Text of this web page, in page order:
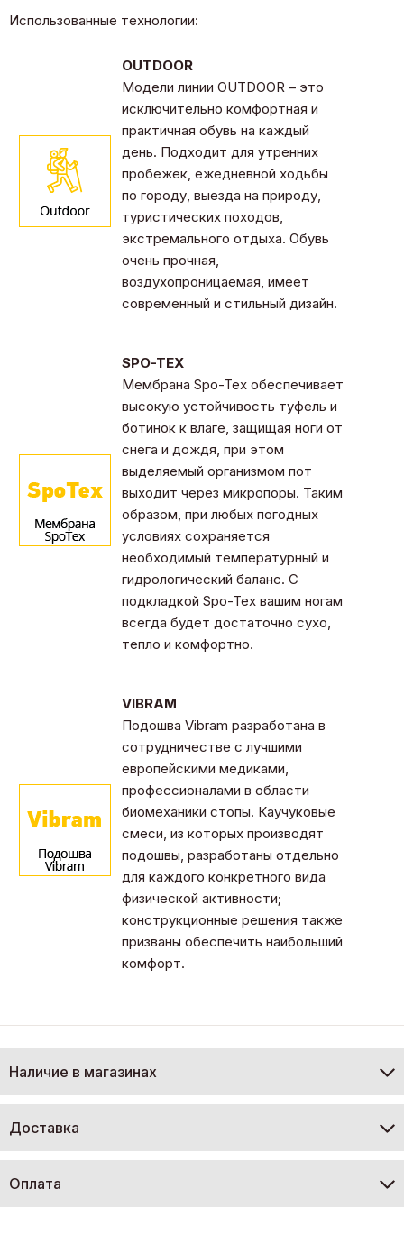
Использованные технологии:
OUTDOOR
Модели линии OUTDOOR – это
исключительно комфортная и
практичная обувь на каждый
день. Подходит для утренних
пробежек, ежедневной ходьбы
по городу, выезда на природу,
туристических походов,
экстремального отдыха. Обувь
очень прочная,
воздухопроницаемая, имеет
современный и стильный дизайн.
SPO-TEX
Мембрана Spo-Tex обеспечивает
высокую устойчивость туфель и
ботинок к влаге, защищая ноги от
снега и дождя, при этом
выделяемый организмом пот
выходит через микропоры. Таким
образом, при любых погодных
условиях сохраняется
необходимый температурный и
гидрологический баланс. С
подкладкой Spo-Tex вашим ногам
всегда будет достаточно сухо,
тепло и комфортно.
VIBRAM
Подошва Vibram разработана в
сотрудничестве с лучшими
европейскими медиками,
профессионалами в области
биомеханики стопы. Каучуковые
смеси, из которых производят
подошвы, разработаны отдельно
для каждого конкретного вида
физической активности;
конструкционные решения также
призваны обеспечить наибольший
комфорт.
Наличие в магазинах
Доставка
Оплата